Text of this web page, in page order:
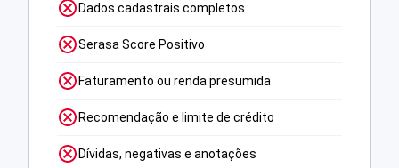
Dados cadastrais completos
Serasa Score Positivo
Faturamento ou renda presumida
Recomendação e limite de crédito
Dívidas, negativas e anotações